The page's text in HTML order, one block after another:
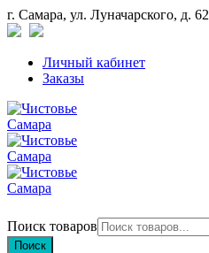
г. Самара, ул. Луначарского, д. 62
Личный кабинет
Заказы
Поиск товаров
Поиск